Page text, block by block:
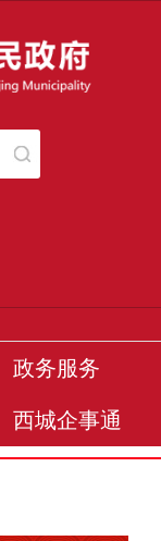
政务服务
西城企事通